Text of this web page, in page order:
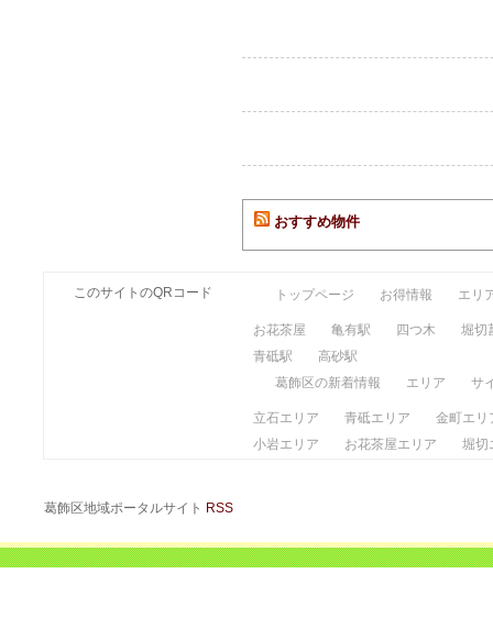
おすすめ物件
このサイトのQRコード トップページ お得情報 エリ
お花茶屋 亀有駅 四つ木
堀切
青砥駅
高砂駅
葛飾区の新着情報
エリア
立石エリア 青砥エリア
金町エリ
小岩エリア
お花茶屋エリア 堀切
サ
葛飾区地域ポータルサイト RSS